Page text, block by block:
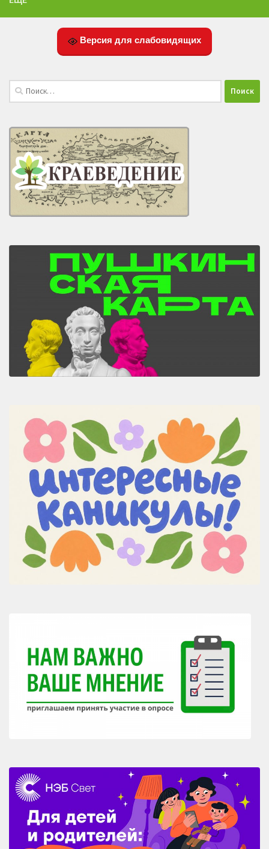
Версия для слабовидящих
Найти: